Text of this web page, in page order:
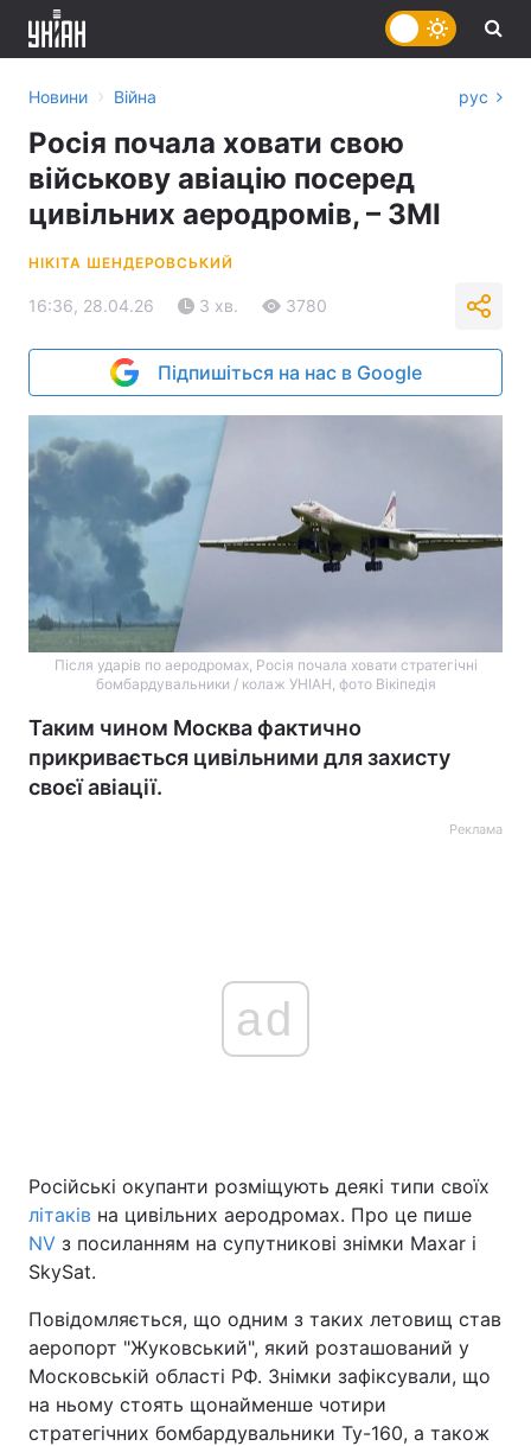
Україна Політика
Економіка
Спорт Наука
Техно і зв'язок Лайт
Зброя Інциденти
Новини › Війна рус
Росія почала ховати свою
військову авіацію посеред
цивільних аеродромів, – ЗМІ
НІКІТА ШЕНДЕРОВСЬКИЙ
16:36, 28.04.26 3 хв. 3780
Підпишіться на нас в Google
Після ударів по аеродромах, Росія почала ховати стратегічні
бомбардувальники / колаж УНІАН, фото Вікіпедія
Таким чином Москва фактично
прикривається цивільними для захисту
своєї авіації.
Реклама
ad
Російські окупанти розміщують деякі типи своїх
літаків на цивільних аеродромах. Про це пише
NV з посиланням на супутникові знімки Maxar і
SkySat.
Повідомляється, що одним з таких летовищ став
аеропорт "Жуковський", який розташований у
Московській області РФ. Знімки зафіксували, що
на ньому стоять щонайменше чотири
стратегічних бомбардувальники Ту-160, а також